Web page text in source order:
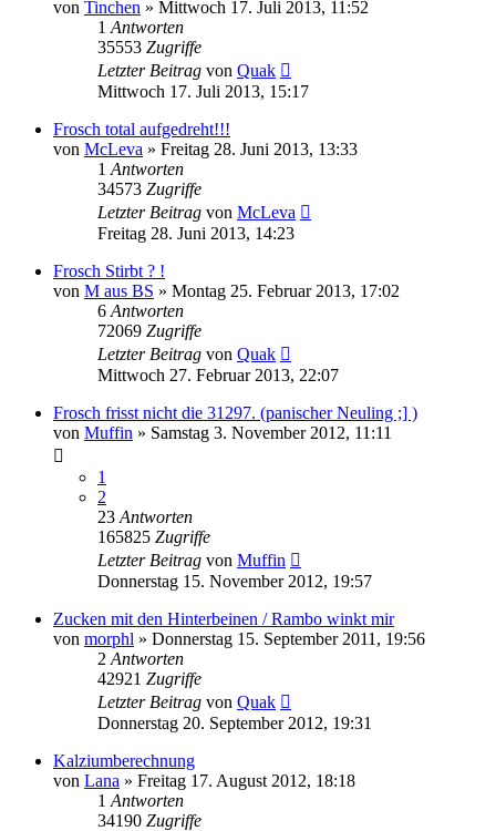
von Tinchen » Mittwoch 17. Juli 2013, 11:52
1 Antworten
35553 Zugriffe
Letzter Beitrag von Quak
Mittwoch 17. Juli 2013, 15:17
Frosch total aufgedreht!!!
von McLeva » Freitag 28. Juni 2013, 13:33
1 Antworten
34573 Zugriffe
Letzter Beitrag von McLeva
Freitag 28. Juni 2013, 14:23
Frosch Stirbt ? !
von M aus BS » Montag 25. Februar 2013, 17:02
6 Antworten
72069 Zugriffe
Letzter Beitrag von Quak
Mittwoch 27. Februar 2013, 22:07
Frosch frisst nicht die 31297. (panischer Neuling ;] )
von Muffin » Samstag 3. November 2012, 11:11
1
2
23 Antworten
165825 Zugriffe
Letzter Beitrag von Muffin
Donnerstag 15. November 2012, 19:57
Zucken mit den Hinterbeinen / Rambo winkt mir
von morphl » Donnerstag 15. September 2011, 19:56
2 Antworten
42921 Zugriffe
Letzter Beitrag von Quak
Donnerstag 20. September 2012, 19:31
Kalziumberechnung
von Lana » Freitag 17. August 2012, 18:18
1 Antworten
34190 Zugriffe